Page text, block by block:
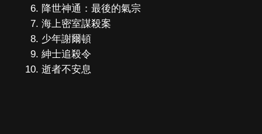
降世神通：最後的氣宗
海上密室謀殺案
少年謝爾頓
紳士追殺令
逝者不安息